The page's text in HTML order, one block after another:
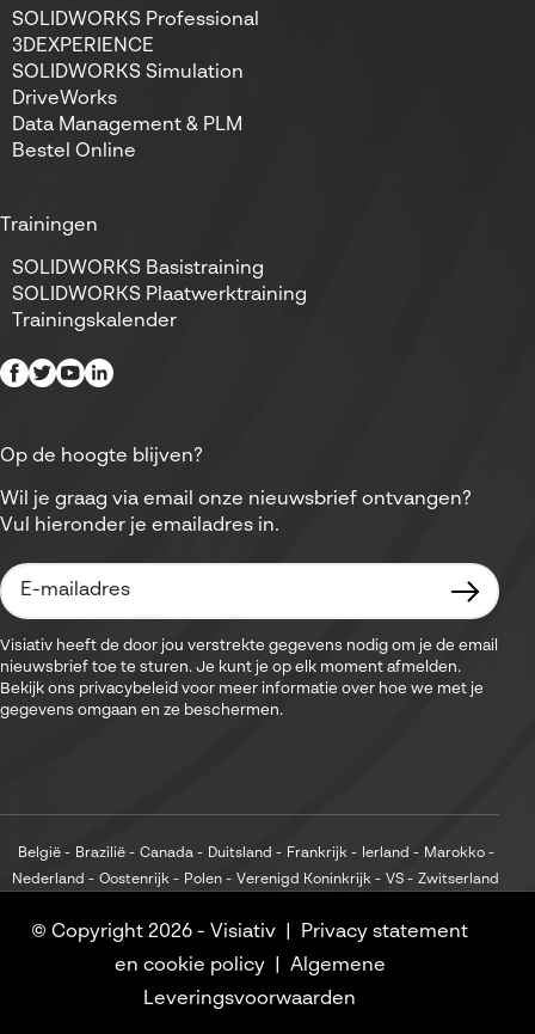
SOLIDWORKS Professional
3DEXPERIENCE
SOLIDWORKS Simulation
DriveWorks
Data Management & PLM
Bestel Online
Trainingen
SOLIDWORKS Basistraining
SOLIDWORKS Plaatwerktraining
Trainingskalender
Op de hoogte blijven?
Wil je graag via email onze nieuwsbrief ontvangen?
Vul hieronder je emailadres in.
Visiativ heeft de door jou verstrekte gegevens nodig om je de email
nieuwsbrief toe te sturen. Je kunt je op elk moment afmelden.
Bekijk ons privacybeleid voor meer informatie over hoe we met je
gegevens omgaan en ze beschermen.
België Brazilië Canada Duitsland Frankrijk Ierland
Marokko
Nederland
Oostenrijk Polen Verenigd Koninkrijk VS Zwitserland
© Copyright 2026 - Visiativ
Privacy statement
en cookie policy
Algemene
Leveringsvoorwaarden